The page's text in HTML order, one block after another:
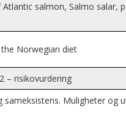
salmon, Salmo salar,
Norwegian diet
– risikovurdering
Muligheter og